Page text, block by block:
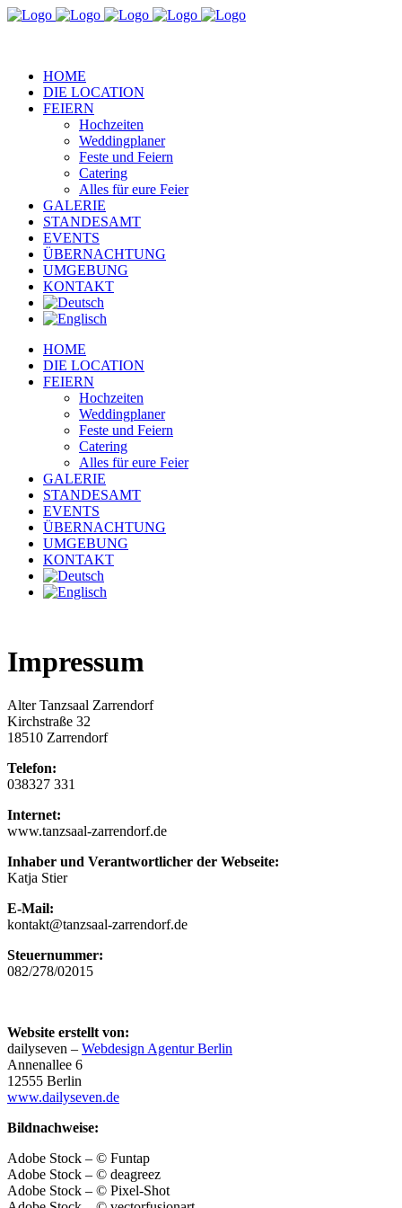
HOME
DIE LOCATION
FEIERN
Hochzeiten
Weddingplaner
Feste und Feiern
Catering
Alles für eure Feier
GALERIE
STANDESAMT
EVENTS
ÜBERNACHTUNG
UMGEBUNG
KONTAKT
HOME
DIE LOCATION
FEIERN
Hochzeiten
Weddingplaner
Feste und Feiern
Catering
Alles für eure Feier
GALERIE
STANDESAMT
EVENTS
ÜBERNACHTUNG
UMGEBUNG
KONTAKT
Impressum
Alter Tanzsaal Zarrendorf
Kirchstraße 32
18510 Zarrendorf
Telefon:
038327 331
Internet:
www.tanzsaal-zarrendorf.de
Inhaber und Verantwortlicher der Webseite:
Katja Stier
E-Mail:
kontakt@tanzsaal-zarrendorf.de
Steuernummer:
082/278/02015
Website erstellt von:
dailyseven – Webdesign Agentur Berlin
Annenallee 6
12555 Berlin
www.dailyseven.de
Bildnachweise:
Adobe Stock – © Funtap
Adobe Stock – © deagreez
Adobe Stock – © Pixel-Shot